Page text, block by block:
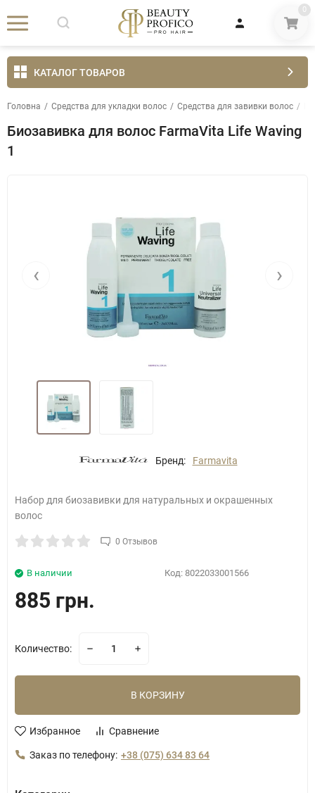
0
КАТАЛОГ ТОВАРОВ
Головна / Средства для укладки волос / Средства для завивки волос /
Биозавивка для волос FarmaVita Life Waving
1
‹ ›
Бренд: Farmavita
Набор для биозавивки для натуральных и окрашенных
волос
0 Отзывов
Код: 8022033001566
В наличии
885 грн.
Количество:
В КОРЗИНУ
Избранное Сравнение
Заказ по телефону: +38 (075) 634 83 64